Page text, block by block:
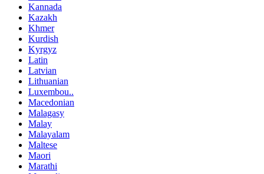
Kannada
Kazakh
Khmer
Kurdish
Kyrgyz
Latin
Latvian
Lithuanian
Luxembou..
Macedonian
Malagasy
Malay
Malayalam
Maltese
Maori
Marathi